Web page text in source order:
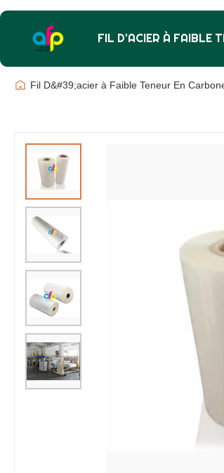
FIL D'ACIER À FAIBLE
Fil D&#39;acier à Faible Teneur En